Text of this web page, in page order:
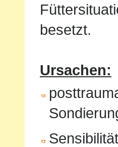
besetzt.
Ursachen: